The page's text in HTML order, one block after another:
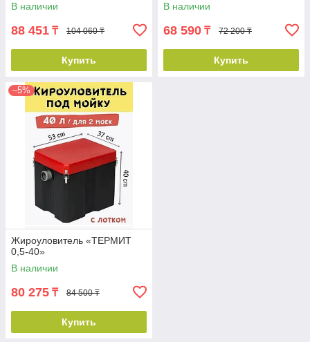
В наличии
88 451 ₸ 104 060 ₸
Купить
В наличии
68 590 ₸ 72 200 ₸
Купить
–5%
Жироуловитель «ТЕРМИТ
0,5-40»
В наличии
80 275 ₸ 84 500 ₸
Купить